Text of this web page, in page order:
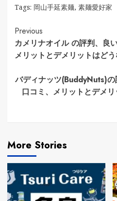
Tags: 岡山手延素麺, 素麺愛好家
Continue
Reading
Previous
カメリナオイル の評判、良
メリットとデメリットはどう
バディナッツ(BuddyNuts)
口コミ、メリットとデメ
More Stories